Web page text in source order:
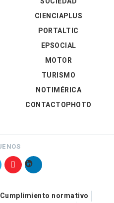
CIENCIAPLUS
PORTALTIC
EPSOCIAL
MOTOR
TURISMO
NOTIMÉRICA
CONTACTOPHOTO
Cumplimiento normativo